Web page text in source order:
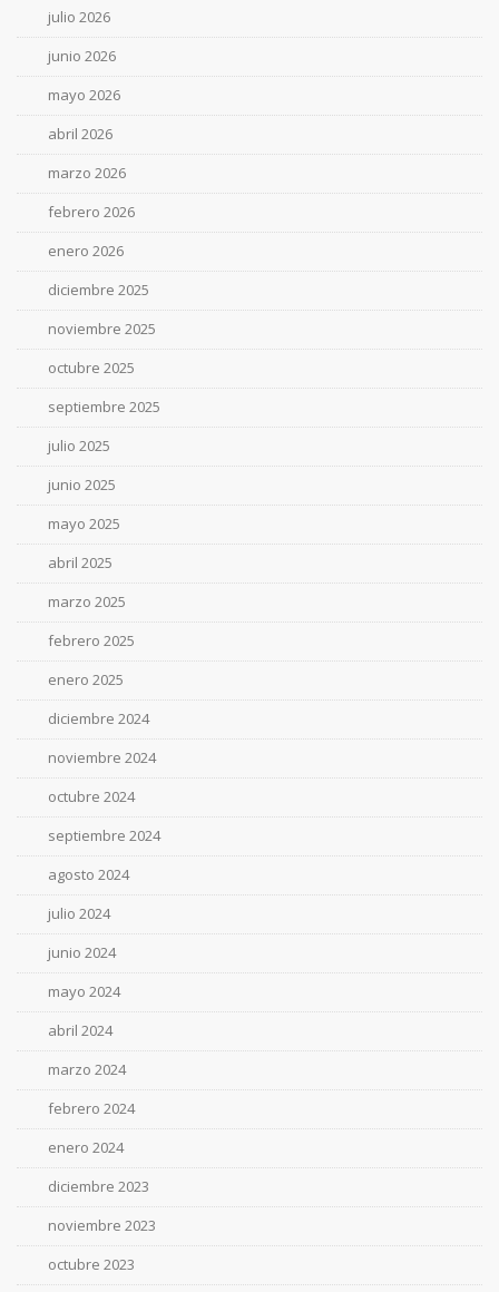
julio 2026
junio 2026
mayo 2026
abril 2026
marzo 2026
febrero 2026
enero 2026
diciembre 2025
noviembre 2025
octubre 2025
septiembre 2025
julio 2025
junio 2025
mayo 2025
abril 2025
marzo 2025
febrero 2025
enero 2025
diciembre 2024
noviembre 2024
octubre 2024
septiembre 2024
agosto 2024
julio 2024
junio 2024
mayo 2024
abril 2024
marzo 2024
febrero 2024
enero 2024
diciembre 2023
noviembre 2023
octubre 2023